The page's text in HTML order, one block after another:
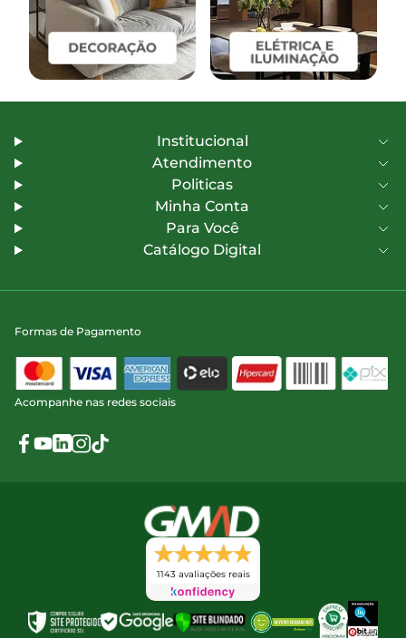
Institucional
Atendimento
Politicas
Minha Conta
Para Você
Catálogo Digital
Formas de Pagamento
Acompanhe nas redes sociais
1143 avaliações reais